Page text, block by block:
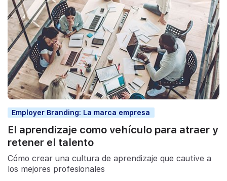
Employer Branding: La marca empresa
El aprendizaje como vehículo para atraer y
retener el talento
Cómo crear una cultura de aprendizaje que cautive a
los mejores profesionales